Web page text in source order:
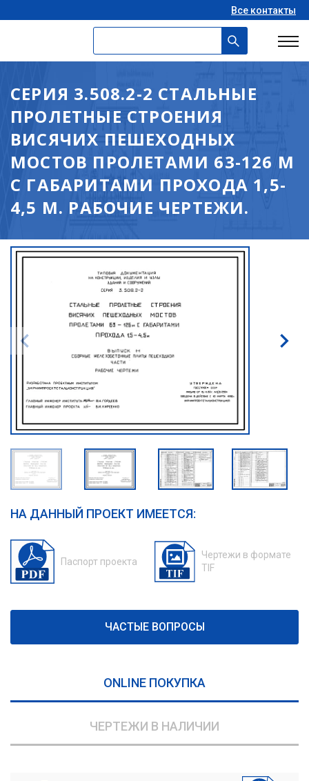
Все контакты
СЕРИЯ 3.508.2-2 СТАЛЬНЫЕ
ПРОЛЕТНЫЕ СТРОЕНИЯ
ВИСЯЧИХ ПЕШЕХОДНЫХ
МОСТОВ ПРОЛЕТАМИ 63-126 М
С ГАБАРИТАМИ ПРОХОДА 1,5-
4,5 М. РАБОЧИЕ ЧЕРТЕЖИ.
НА ДАННЫЙ ПРОЕКТ ИМЕЕТСЯ:
Паспорт проекта
Чертежи в формате
TIF
ЧАСТЫЕ ВОПРОСЫ
ONLINE ПОКУПКА
ЧЕРТЕЖИ В НАЛИЧИИ